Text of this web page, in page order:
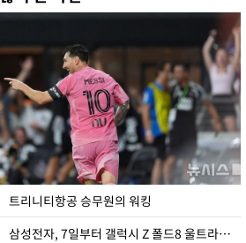
트리니티항공 승무원의 워킹
삼성전자, 7일부터 갤럭시 Z 폴드8 울트라·폴드8·플립8 출시